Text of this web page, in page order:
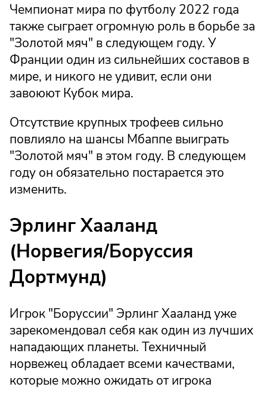
Чемпионат мира по футболу 2022 года
также сыграет огромную роль в борьбе за
"Золотой мяч" в следующем году. У
Франции один из сильнейших составов в
мире, и никого не удивит, если они
завоюют Кубок мира.
Отсутствие крупных трофеев сильно
повлияло на шансы Мбаппе выиграть
"Золотой мяч" в этом году. В следующем
году он обязательно постарается это
изменить.
Эрлинг Хааланд
(Норвегия/Боруссия
Дортмунд)
Игрок "Боруссии" Эрлинг Хааланд уже
зарекомендовал себя как один из лучших
нападающих планеты. Техничный
норвежец обладает всеми качествами,
которые можно ожидать от игрока